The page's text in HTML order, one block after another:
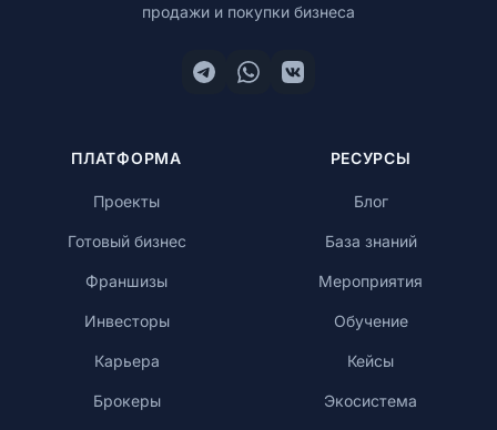
продажи и покупки бизнеса
ПЛАТФОРМА
Проекты
Готовый бизнес
Франшизы
Инвесторы
Карьера
Брокеры
РЕСУРСЫ
Блог
База знаний
Мероприятия
Обучение
Кейсы
Экосистема